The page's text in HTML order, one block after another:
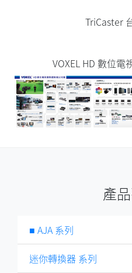
TriCaster
VOXEL HD 數位電
產
■ AJA 系列
迷你轉換器 系列